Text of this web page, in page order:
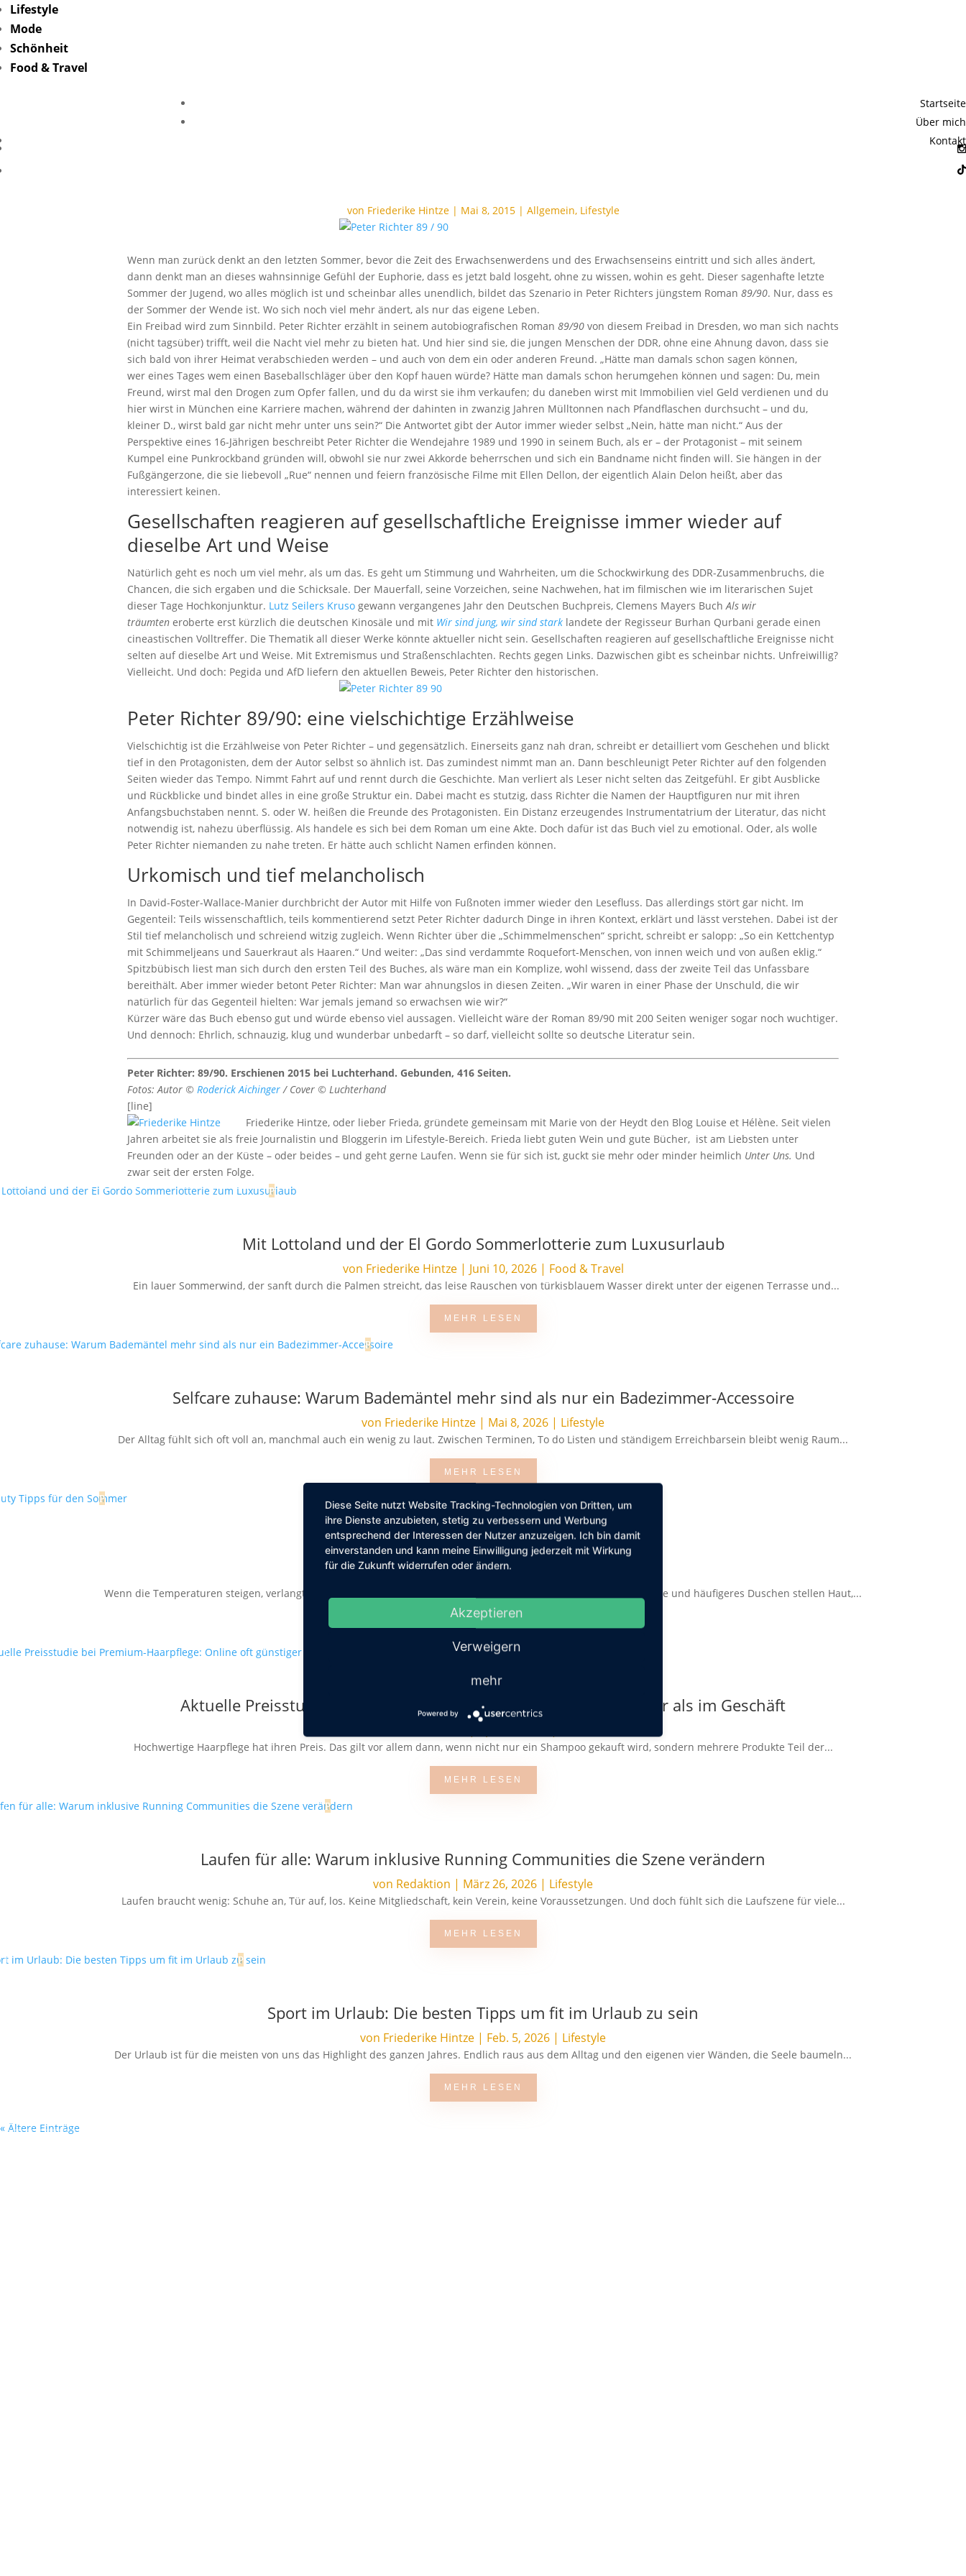
Lifestyle
Mode
Schönheit
Food & Travel
Startseite
Über mich
Kontakt
Wendejahre zwischen Unschuld und
von Friederike Hintze| Mai 8, 2015| Allgemein, Lifestyle
Wenn man zurück denkt an den letzten Sommer, bevor die Zeit des Erwachsenwerdens und des Erwachsenseins eintritt und sich alles ändert,
dann denkt man an dieses wahnsinnige Gefühl der Euphorie, dass es jetzt bald losgeht, ohne zu wissen, wohin es geht. Dieser sagenhafte letzte
Sommer der Jugend, wo alles möglich ist und scheinbar alles unendlich, bildet das Szenario in Peter Richters jüngstem Roman 89/90. Nur, dass es
der Sommer der Wende ist. Wo sich noch viel mehr ändert, als nur das eigene Leben.
Ein Freibad wird zum Sinnbild. Peter Richter erzählt in seinem autobiografischen Roman 89/90 von diesem Freibad in Dresden, wo man sich nachts
(nicht tagsüber) trifft, weil die Nacht viel mehr zu bieten hat. Und hier sind sie, die jungen Menschen der DDR, ohne eine Ahnung davon, dass sie
sich bald von ihrer Heimat verabschieden werden – und auch von dem ein oder anderen Freund. „Hätte man damals schon sagen können,
wer eines Tages wem einen Baseballschläger über den Kopf hauen würde? Hätte man damals schon herumgehen können und sagen: Du, mein
Freund, wirst mal den Drogen zum Opfer fallen, und du da wirst sie ihm verkaufen; du daneben wirst mit Immobilien viel Geld verdienen und du
hier wirst in München eine Karriere machen, während der dahinten in zwanzig Jahren Mülltonnen nach Pfandflaschen durchsucht – und du,
kleiner D., wirst bald gar nicht mehr unter uns sein?“ Die Antwortet gibt der Autor immer wieder selbst „Nein, hätte man nicht.“ Aus der
Perspektive eines 16-Jährigen beschreibt Peter Richter die Wendejahre 1989 und 1990 in seinem Buch, als er – der Protagonist – mit seinem
Kumpel eine Punkrockband gründen will, obwohl sie nur zwei Akkorde beherrschen und sich ein Bandname nicht finden will. Sie hängen in der
Fußgängerzone, die sie liebevoll „Rue“ nennen und feiern französische Filme mit Ellen Dellon, der eigentlich Alain Delon heißt, aber das
interessiert keinen.
Gesellschaften reagieren auf gesellschaftliche Ereignisse immer wieder auf
dieselbe Art und Weise
Natürlich geht es noch um viel mehr, als um das. Es geht um Stimmung und Wahrheiten, um die Schockwirkung des DDR-Zusammenbruchs, die
Chancen, die sich ergaben und die Schicksale. Der Mauerfall, seine Vorzeichen, seine Nachwehen, hat im filmischen wie im literarischen Sujet
dieser Tage Hochkonjunktur. Lutz Seilers Kruso gewann vergangenes Jahr den Deutschen Buchpreis, Clemens Mayers BuchAls wir
träumten eroberte erst kürzlich die deutschen Kinosäle und mit Wir sind jung, wir sind stark landete der Regisseur Burhan Qurbani gerade einen
cineastischen Volltreffer. Die Thematik all dieser Werke könnte aktueller nicht sein. Gesellschaften reagieren auf gesellschaftliche Ereignisse nicht
selten auf dieselbe Art und Weise. Mit Extremismus und Straßenschlachten. Rechts gegen Links. Dazwischen gibt es scheinbar nichts. Unfreiwillig?
Vielleicht. Und doch: Pegida und AfD liefern den aktuellen Beweis, Peter Richter den historischen.
Peter Richter 89/90: eine vielschichtige Erzählweise
Vielschichtig ist die Erzählweise von Peter Richter – und gegensätzlich. Einerseits ganz nah dran, schreibt er detailliert vom Geschehen und blickt
tief in den Protagonisten, dem der Autor selbst so ähnlich ist. Das zumindest nimmt man an. Dann beschleunigt Peter Richter auf den folgenden
Seiten wieder das Tempo. Nimmt Fahrt auf und rennt durch die Geschichte. Man verliert als Leser nicht selten das Zeitgefühl. Er gibt Ausblicke
und Rückblicke und bindet alles in eine große Struktur ein. Dabei macht es stutzig, dass Richter die Namen der Hauptfiguren nur mit ihren
Anfangsbuchstaben nennt. S. oder W. heißen die Freunde des Protagonisten. Ein Distanz erzeugendes Instrumentatrium der Literatur, das nicht
notwendig ist, nahezu überflüssig. Als handele es sich bei dem Roman um eine Akte. Doch dafür ist das Buch viel zu emotional. Oder, als wolle
Peter Richter niemanden zu nahe treten. Er hätte auch schlicht Namen erfinden können.
Urkomisch und tief melancholisch
In David-Foster-Wallace-Manier durchbricht der Autor mit Hilfe von Fußnoten immer wieder den Lesefluss. Das allerdings stört gar nicht. Im
Gegenteil: Teils wissenschaftlich, teils kommentierend setzt Peter Richter dadurch Dinge in ihren Kontext, erklärt und lässt verstehen. Dabei ist der
Stil tief melancholisch und schreiend witzig zugleich. Wenn Richter über die „Schimmelmenschen“ spricht, schreibt er salopp: „So ein Kettchentyp
mit Schimmeljeans und Sauerkraut als Haaren.“ Und weiter: „Das sind verdammte Roquefort-Menschen, von innen weich und von außen eklig.“
Spitzbübisch liest man sich durch den ersten Teil des Buches, als wäre man ein Komplize, wohl wissend, dass der zweite Teil das Unfassbare
bereithält. Aber immer wieder betont Peter Richter: Man war ahnungslos in diesen Zeiten. „Wir waren in einer Phase der Unschuld, die wir
natürlich für das Gegenteil hielten: War jemals jemand so erwachsen wie wir?“
Kürzer wäre das Buch ebenso gut und würde ebenso viel aussagen. Vielleicht wäre der Roman 89/90 mit 200 Seiten weniger sogar noch wuchtiger.
Und dennoch: Ehrlich, schnauzig, klug und wunderbar unbedarft – so darf, vielleicht sollte so deutsche Literatur sein.
Peter Richter: 89/90. Erschienen 2015 bei Luchterhand. Gebunden, 416 Seiten.
Fotos: Autor © Roderick Aichinger/ Cover © Luchterhand
[line]
Friederike Hintze, oder lieber Frieda, gründete gemeinsam mit Marie von der Heydt den Blog Louise et Hélène. Seit vielen
Jahren arbeitet sie als freie Journalistin und Bloggerin im Lifestyle-Bereich. Frieda liebt guten Wein und gute Bücher, ist am Liebsten unter
Freunden oder an der Küste – oder beides – und geht gerne Laufen. Wenn sie für sich ist, guckt sie mehr oder minder heimlich Unter Uns. Und
zwar seit der ersten Folge.
Mit Lottoland und der El Gordo Sommerlotterie zum Luxusurlaub
von Friederike Hintze| Juni 10, 2026| Food & Travel
Ein lauer Sommerwind, der sanft durch die Palmen streicht, das leise Rauschen von türkisblauem Wasser direkt unter der eigenen Terrasse und...
MEHR LESEN
Selfcare zuhause: Warum Bademäntel mehr sind als nur ein Badezimmer-Accessoire
von Friederike Hintze | Mai 8, 2026 | Lifestyle
Der Alltag fühlt sich oft voll an, manchmal auch ein wenig zu laut. Zwischen Terminen, To do Listen und ständigem Erreichbarsein bleibt wenig Raum...
MEHR LESEN
Beauty Tipps für den Sommer
Wenn die Temperaturen steigen, verlangt die Körperpflege nach einer Extraportion Aufmerksamkeit. Schweiß, Sonne und häufigeres Duschen stellen Haut,...
MEHR LESEN
Aktuelle Preisstudie bei Premium-Haarpflege: Online oft günstiger als im Geschäft
Hochwertige Haarpflege hat ihren Preis. Das gilt vor allem dann, wenn nicht nur ein Shampoo gekauft wird, sondern mehrere Produkte Teil der...
MEHR LESEN
Laufen für alle: Warum inklusive Running Communities die Szene verändern
von Redaktion | März 26, 2026 | Lifestyle
Laufen braucht wenig: Schuhe an, Tür auf, los. Keine Mitgliedschaft, kein Verein, keine Voraussetzungen. Und doch fühlt sich die Laufszene für viele...
MEHR LESEN
Sport im Urlaub: Die besten Tipps um fit im Urlaub zu sein
von Friederike Hintze | Feb. 5, 2026 | Lifestyle
Der Urlaub ist für die meisten von uns das Highlight des ganzen Jahres. Endlich raus aus dem Alltag und den eigenen vier Wänden, die Seele baumeln...
MEHR LESEN
« Ältere Einträge
Diese Seite nutzt Website Tracking-Technologien von Dritten, um
ihre Dienste anzubieten, stetig zu verbessern und Werbung
entsprechend der Interessen der Nutzer anzuzeigen. Ich bin damit
einverstanden und kann meine Einwilligung jederzeit mit Wirkung
für die Zukunft widerrufen oder ändern.
Akzeptieren
Verweigern
mehr
Powered by